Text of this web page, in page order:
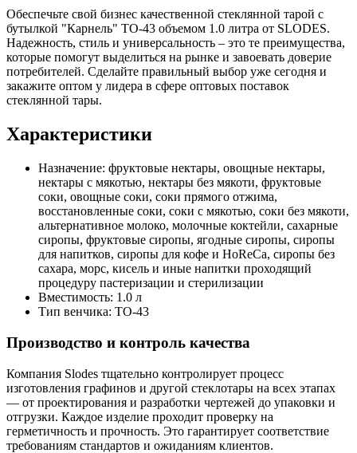
Обеспечьте свой бизнес качественной стеклянной тарой с
бутылкой "Карнель" TO-43 объемом 1.0 литра от SLODES.
Надежность, стиль и универсальность – это те преимущества,
которые помогут выделиться на рынке и завоевать доверие
потребителей. Сделайте правильный выбор уже сегодня и
закажите оптом у лидера в сфере оптовых поставок
стеклянной тары.
Характеристики
Назначение: фруктовые нектары, овощные нектары,
нектары с мякотью, нектары без мякоти, фруктовые
соки, овощные соки, соки прямого отжима,
восстановленные соки, соки с мякотью, соки без мякоти,
альтернативное молоко, молочные коктейли, сахарные
сиропы, фруктовые сиропы, ягодные сиропы, сиропы
для напитков, сиропы для кофе и HoReCa, сиропы без
сахара, морс, кисель и иные напитки проходящий
процедуру пастеризации и стерилизации
Вместимость: 1.0 л
Тип венчика: TO-43
Производство и контроль качества
Компания Slodes тщательно контролирует процесс
изготовления графинов и другой стеклотары на всех этапах
— от проектирования и разработки чертежей до упаковки и
отгрузки. Каждое изделие проходит проверку на
герметичность и прочность. Это гарантирует соответствие
требованиям стандартов и ожиданиям клиентов.